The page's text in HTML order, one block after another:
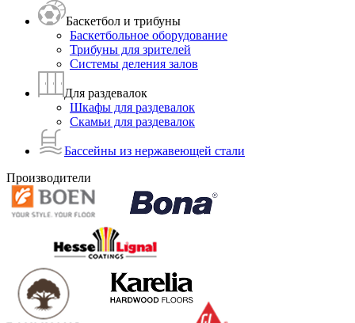
Баскетбол и трибуны
Баскетбольное оборудование
Трибуны для зрителей
Системы деления залов
Для раздевалок
Шкафы для раздевалок
Скамьи для раздевалок
Бассейны из нержавеющей стали
Производители